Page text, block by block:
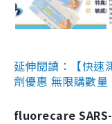
延伸閱讀：【快速
劑優惠 無限購數
fluorecare